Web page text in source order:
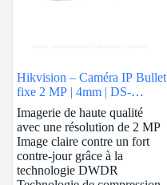
Hikvision – Caméra IP Bullet
fixe 2 MP | 4mm | DS-
2CD1T23G0-I
Imagerie de haute qualité
avec une résolution de 2 MP
Image claire contre un fort
contre-jour grâce à la
technologie DWDR